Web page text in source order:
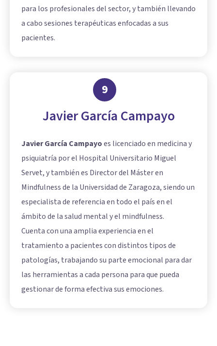
para los profesionales del sector, y también llevando
a cabo sesiones terapéuticas enfocadas a sus
pacientes.
9
Javier García Campayo
Javier García Campayoes licenciado en medicina y
psiquiatría por el Hospital Universitario Miguel
Servet, y también es Director del Máster en
Mindfulness de la Universidad de Zaragoza, siendo un
especialista de referencia en todo el país en el
ámbito de la salud mental y el mindfulness.
Cuenta con una amplia experiencia en el
tratamiento a pacientes con distintos tipos de
patologías, trabajando su parte emocional para dar
las herramientas a cada persona para que pueda
gestionar de forma efectiva sus emociones.